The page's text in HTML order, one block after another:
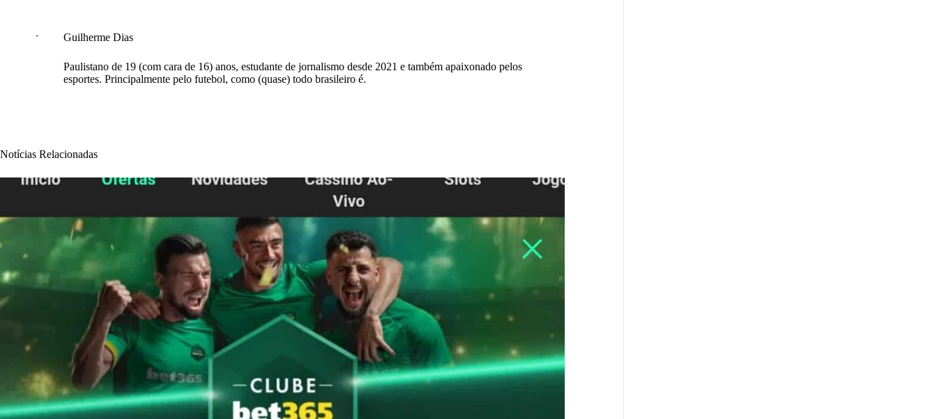
Guilherme Dias
Paulistano de 19 (com cara de 16) anos, estudante de jornalismo desde 2021 e também apaixonado pelos
esportes. Principalmente pelo futebol, como (quase) todo brasileiro é.
Notícias Relacionadas